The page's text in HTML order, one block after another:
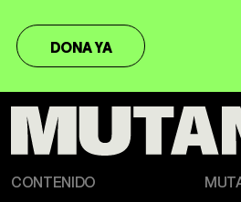
DONA YA
CONTENIDO